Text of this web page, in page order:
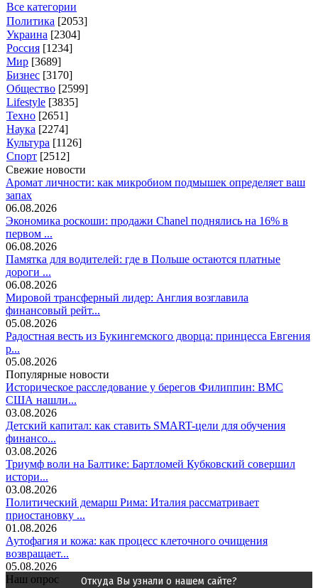
Все категории
Политика [2053]
Украина [2304]
Россия [1234]
Мир [3689]
Бизнес [3170]
Общество [2599]
Lifestyle [3835]
Техно [2651]
Наука [2274]
Культура [1126]
Спорт [2512]
Свежие новости
Аромат личности: как микробиом подмышек определяет ваш
запах
06.08.2026
Экономика роскоши: продажи Chanel поднялись на 16% в
первом ...
06.08.2026
Памятка для водителей: где в Польше остаются платные
дороги ...
06.08.2026
Мировой трансферный лидер: Англия возглавила
финансовый рейт...
05.08.2026
Радостная весть из Букингемского дворца: принцесса Евгения
р...
05.08.2026
Популярные новости
Историческое расследование у берегов Филиппин: ВМС
США нашли...
03.08.2026
Детский капитал: как ставить SMART-цели для обучения
финансо...
03.08.2026
Триумф воли на Балтике: Бартломей Кубковский совершил
истори...
03.08.2026
Политический демарш Рима: Италия рассматривает
приостановку ...
01.08.2026
Аутофагия и кожа: как процесс клеточного очищения
возвращает...
05.08.2026
Наш опрос
Откуда Вы узнали о нашем сайте?